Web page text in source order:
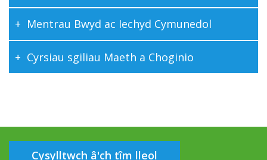
Mentrau Bwyd ac Iechyd Cymunedol
Cyrsiau sgiliau Maeth a Choginio
Cysylltwch â'ch tîm lleol